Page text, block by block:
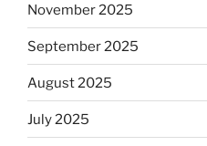
November 2025
September 2025
August 2025
July 2025